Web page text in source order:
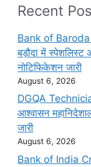
Recent
Bank of
बड़ौदा में स्पेशलिस्ट
नोटिफिकेशन जारी
August 6, 2026
DGQA
आश्वासन
जारी
August 6, 2026
Bank of India